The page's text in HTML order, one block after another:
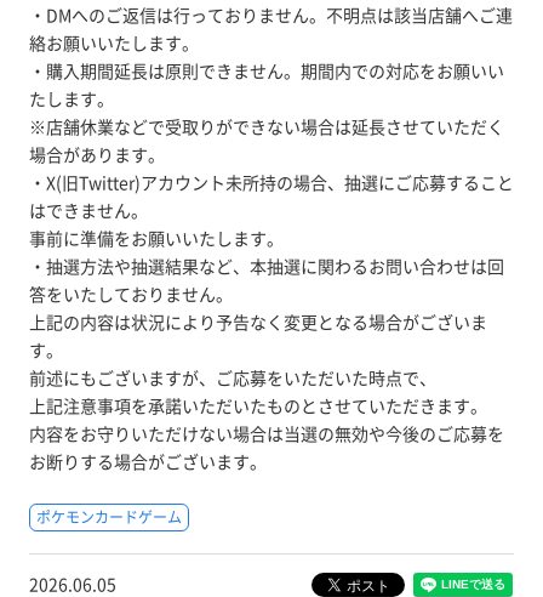
・DMへのご返信は行っておりません。不明点は該当店舗へご連
絡お願いいたします。
・購入期間延長は原則できません。期間内での対応をお願いい
たします。
※店舗休業などで受取りができない場合は延長させていただく
場合があります。
・X(旧Twitter)アカウント未所持の場合、抽選にご応募すること
はできません。
事前に準備をお願いいたします。
・抽選方法や抽選結果など、本抽選に関わるお問い合わせは回
答をいたしておりません。
上記の内容は状況により予告なく変更となる場合がございま
す。
前述にもございますが、ご応募をいただいた時点で、
上記注意事項を承諾いただいたものとさせていただきます。
内容をお守りいただけない場合は当選の無効や今後のご応募を
お断りする場合がございます。
ポケモンカードゲーム
2026.06.05